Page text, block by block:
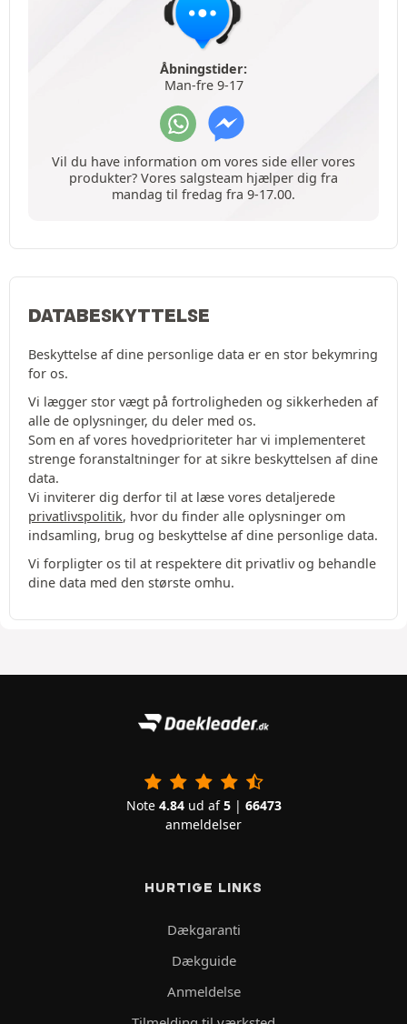
Åbningstider:
Man-fre 9-17
Vil du have information om vores side eller vores
produkter? Vores salgsteam hjælper dig fra
mandag til fredag fra 9-17.00.
DATABESKYTTELSE
Beskyttelse af dine personlige data er en stor bekymring
for os.
Vi lægger stor vægt på fortroligheden og sikkerheden af
alle de oplysninger, du deler med os.
Som en af vores hovedprioriteter har vi implementeret
strenge foranstaltninger for at sikre beskyttelsen af dine
data.
Vi inviterer dig derfor til at læse vores detaljerede
privatlivspolitik, hvor du finder alle oplysninger om
indsamling, brug og beskyttelse af dine personlige data.
Vi forpligter os til at respektere dit privatliv og behandle
dine data med den største omhu.
Note 4.84ud af5| 66473
anmeldelser
HURTIGE LINKS
Dækgaranti
Dækguide
Anmeldelse